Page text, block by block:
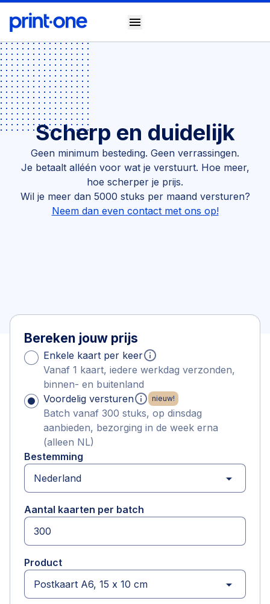
menu
Scherp en duidelijk
Geen minimum besteding. Geen verrassingen.
Je betaalt alléén voor wat je verstuurt. Hoe meer,
hoe scherper je prijs.
Wil je meer dan 5000 stuks per maand versturen?
Neem dan even contact met ons op!
Bereken jouw prijs
Enkele kaart per keerinfo
Vanaf 1 kaart, iedere werkdag verzonden,
binnen- en buitenland
Voordelig verstureninfo nieuw!
Batch vanaf 300 stuks, op dinsdag
aanbieden, bezorging in de week erna
(alleen NL)
Bestemming
arrow_drop_down
Aantal kaarten per batch
Product
arrow_drop_down